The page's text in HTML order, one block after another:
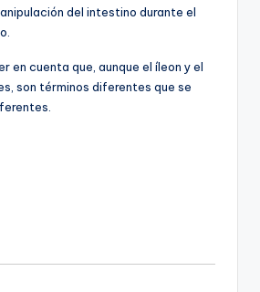
del intestino durante el
en cuenta que, aunque el íleon y el
son términos diferentes que se